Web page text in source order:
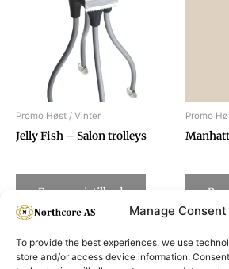
Manage Consent
To provide the best experiences, we use
store and/or access device information.
Promo Høst / Vinter
Jelly Fish – Salon trolleys
Be om pristilbud
Promo
Be